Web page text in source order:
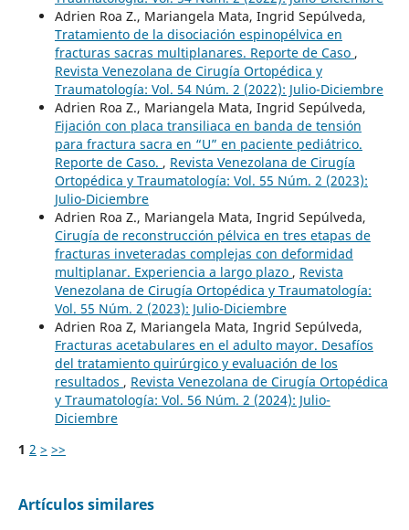
Adrien Roa Z., Mariangela Mata, Ingrid Sepúlveda,
Tratamiento de la disociación espinopélvica en
fracturas sacras multiplanares. Reporte de Caso ,
Revista Venezolana de Cirugía Ortopédica y
Traumatología: Vol. 54 Núm. 2 (2022): Julio-Diciembre
Adrien Roa Z., Mariangela Mata, Ingrid Sepúlveda,
Fijación con placa transiliaca en banda de tensión
para fractura sacra en “U” en paciente pediátrico.
Reporte de Caso. , Revista Venezolana de Cirugía
Ortopédica y Traumatología: Vol. 55 Núm. 2 (2023):
Julio-Diciembre
Adrien Roa Z., Mariangela Mata, Ingrid Sepúlveda,
Cirugía de reconstrucción pélvica en tres etapas de
fracturas inveteradas complejas con deformidad
multiplanar. Experiencia a largo plazo , Revista
Venezolana de Cirugía Ortopédica y Traumatología:
Vol. 55 Núm. 2 (2023): Julio-Diciembre
Adrien Roa Z, Mariangela Mata, Ingrid Sepúlveda,
Fracturas acetabulares en el adulto mayor. Desafíos
del tratamiento quirúrgico y evaluación de los
resultados , Revista Venezolana de Cirugía Ortopédica
y Traumatología: Vol. 56 Núm. 2 (2024): Julio-
Diciembre
1 2 > >>
Artículos similares